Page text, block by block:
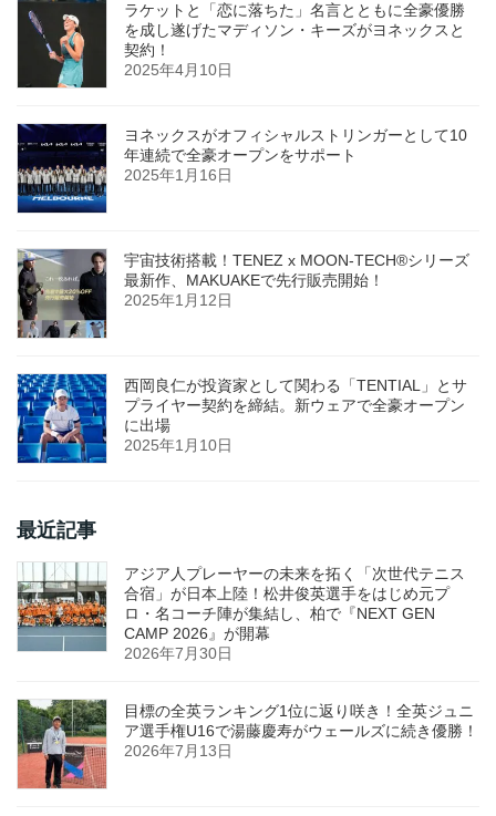
ラケットと「恋に落ちた」名言とともに全豪優勝
を成し遂げたマディソン・キーズがヨネックスと
契約！
2025年4月10日
ヨネックスがオフィシャルストリンガーとして10
年連続で全豪オープンをサポート
2025年1月16日
宇宙技術搭載！TENEZ x MOON-TECH®シリーズ
最新作、MAKUAKEで先行販売開始！
2025年1月12日
西岡良仁が投資家として関わる「TENTIAL」とサ
プライヤー契約を締結。新ウェアで全豪オープン
に出場
2025年1月10日
最近記事
アジア人プレーヤーの未来を拓く「次世代テニス
合宿」が日本上陸！松井俊英選手をはじめ元プ
ロ・名コーチ陣が集結し、柏で『NEXT GEN
CAMP 2026』が開幕
2026年7月30日
目標の全英ランキング1位に返り咲き！全英ジュニ
ア選手権U16で湯藤慶寿がウェールズに続き優勝！
2026年7月13日